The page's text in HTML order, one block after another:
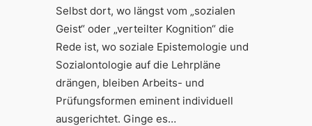
Selbst dort, wo längst vom „sozialen
Geist“ oder „verteilter Kognition“ die
Rede ist, wo soziale Epistemologie und
Sozialontologie auf die Lehrpläne
drängen, bleiben Arbeits- und
Prüfungsformen eminent individuell
ausgerichtet. Ginge es…